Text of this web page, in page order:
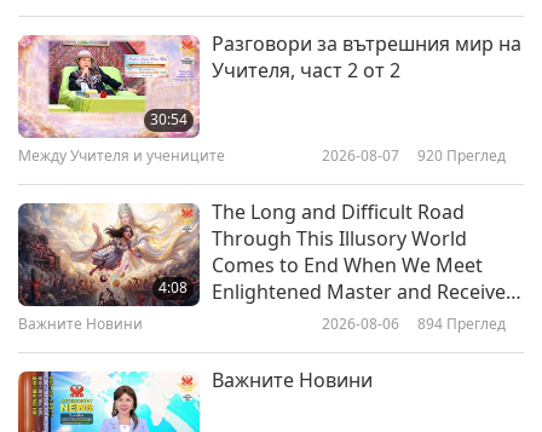
10:02
From “The Essene Humane
From Sacred Jainism Scripture
“Uttaradhyayana” – Lecture 20,
Part 1 of 2
30:54
Разговори за вътрешния мир на
Учителя, част 2 от 2
Между Учителя и учениците 2026-08-07 920 Преглед
4:08
The Long and Difficult Road
Through This Illusory World
Comes to End When We Meet
Enlightened Master and Receive
Важните Новини 2026-08-06 894 Преглед
Важните Новини